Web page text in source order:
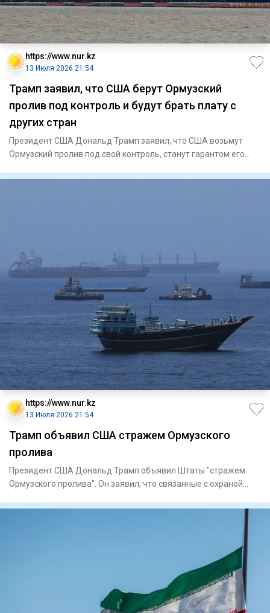
https://www.nur.kz
13 Июля 2026 21:54
Трамп заявил, что США берут Ормузский
пролив под контроль и будут брать плату с
других стран
Президент США Дональд Трамп заявил, что США возьмут
Ормузский пролив под свой контроль, станут гарантом его
https://www.nur.kz
13 Июля 2026 21:54
Трамп объявил США стражем Ормузского
пролива
Президент США Дональд Трамп объявил Штаты "стражем
Ормузского пролива". Он заявил, что связанные с охраной